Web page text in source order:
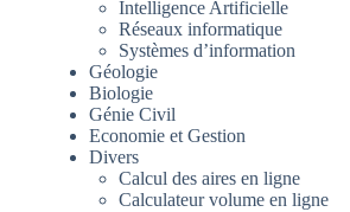
Intelligence Artificielle
Réseaux informatique
Systèmes d’information
Géologie
Biologie
Génie Civil
Economie et Gestion
Divers
Calcul des aires en ligne
Calculateur volume en ligne